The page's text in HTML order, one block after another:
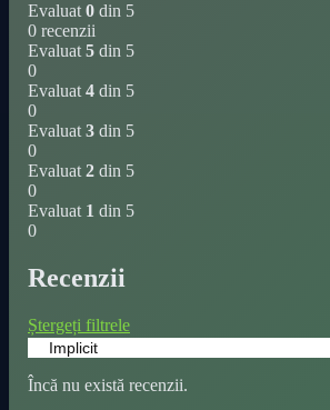
Evaluat 0 din 5
0 recenzii
Evaluat 5 din 5
0
Evaluat 4 din 5
0
Evaluat 3 din 5
0
Evaluat 2 din 5
0
Evaluat 1 din 5
0
Recenzii
Ștergeți filtrele
Încă nu există recenzii.